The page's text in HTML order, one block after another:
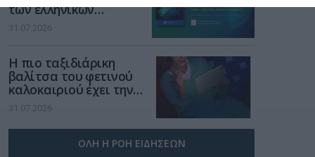
των ελληνικών
επιχειρήσεων στον
χώρο της άμυνας
31.07.2026
Η πιο ταξιδιάρικη
βαλίτσα του φετινού
καλοκαιριού έχει την
υπογραφή της Xiaomi
31.07.2026
ΟΛΗ Η ΡΟΗ ΕΙΔΗΣΕΩΝ